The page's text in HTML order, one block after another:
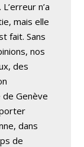
n’a
mais elle
fait. Sans
nos
des
de Genève
dans
de